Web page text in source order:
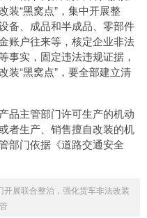
装“黑窝点”，集中开展整
备、成品和半成品、零部件
账户往来等，核定企业非法
事实，固定违法违规证据，
装“黑窝点”，要全部建立清
品主管部门许可生产的机动
者生产、销售擅自改装的机
部门依据《道路交通安全
开展联合整治，强化货车非法改装